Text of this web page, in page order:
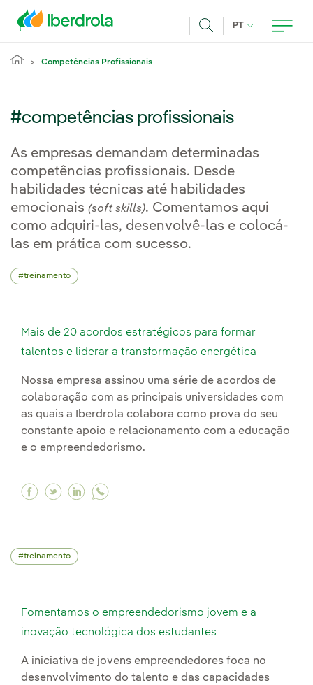
PT IDIOMA ATUAL,
Competências Profissionais
#competências profissionais
As empresas demandam determinadas
competências profissionais. Desde
habilidades técnicas até habilidades
emocionais (soft skills). Comentamos aqui
como adquiri-las, desenvolvê-las e colocá-
las em prática com sucesso.
treinamento
Mais de 20 acordos estratégicos para formar
talentos e liderar a transformação energética
Nossa empresa assinou uma série de acordos de
colaboração com as principais universidades com
as quais a Iberdrola colabora como prova do seu
constante apoio e relacionamento com a educação
e o empreendedorismo.
Facebook Mais de 20 acordos estratégicos
Twitter Mais de 20 acordos estratégicos
Linkedin Mais de 20 acordos
treinamento
Fomentamos o empreendedorismo jovem e a
inovação tecnológica dos estudantes
A iniciativa de jovens empreendedores foca no
desenvolvimento do talento e das capacidades